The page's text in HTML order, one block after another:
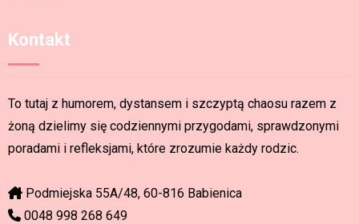
Kontakt
To tutaj z humorem, dystansem i szczyptą chaosu razem z
żoną dzielimy się codziennymi przygodami, sprawdzonymi
poradami i refleksjami, które zrozumie każdy rodzic.
Podmiejska 55A/48, 60-816 Babienica
0048 998 268 649